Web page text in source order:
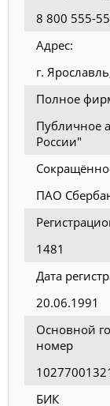
8 800 555-
Адрес:
г.
Полное
Публичное
России"
ПАО
1481
Дата
20.06.1991
Основной
номер
БИК